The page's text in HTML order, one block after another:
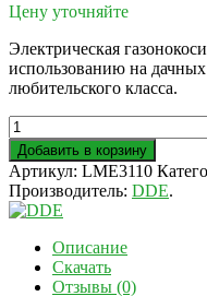
Цену уточняйте
Электрическая
использованию на
любительского класса.
Добавить в корзину
Артикул: LME3110
Производитель: DDE.
Описание
Скачать
Отзывы (0)